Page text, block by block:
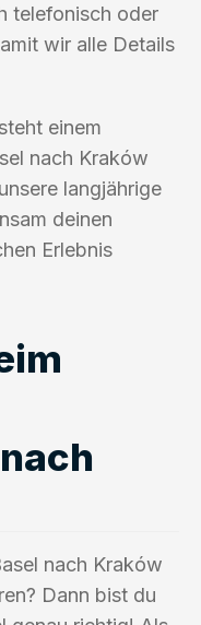
telefonisch oder
wir alle Details
einem
nach Kraków
langjährige
deinen
Erlebnis
nach Kraków
Dann bist du